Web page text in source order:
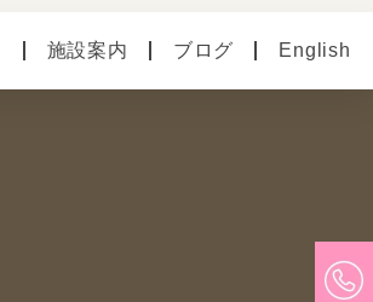
施設案内 ブログ English